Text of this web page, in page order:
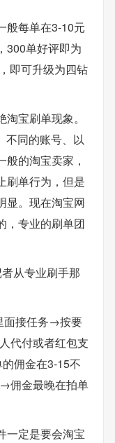
般每单在3-10元
300单好评即为
即可升级为四钻
宝刷单现象。
不同的账号、以
的淘宝卖家，
刷单行为，但是
显。现在淘宝网
，专业的刷单团
从专业刷手那
面接任务→按要
代付或者红包支
佣金在3-15不
佣金最晚在拍单
一定是要会淘宝